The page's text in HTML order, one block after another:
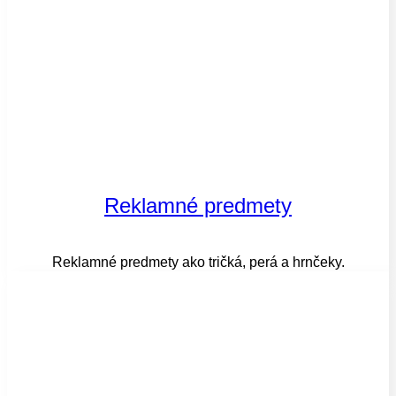
Reklamné predmety
Reklamné predmety ako tričká, perá a hrnčeky.